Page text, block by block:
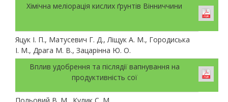
Хімічна меліорація кислих ґрунтів Вінниччини
Яцук І. П., Матусевич Г. Д., Ліщук А. М., Городиська
І. М., Драга М. В., Зацарінна Ю. О.
Вплив удобрення та післядії вапнування на
продуктивність сої